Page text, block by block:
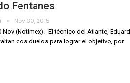
Fentanes
Nov 30, 2015
Nov (Notimex).- El técnico del Atlante,
dos duelos para lograr el objetivo, por